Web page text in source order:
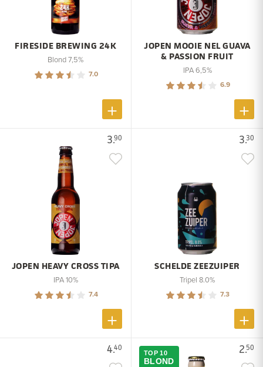
FIRESIDE BREWING 24K
Blond 7,5%
7.0
JOPEN MOOIE NEL GUAVA
& PASSION FRUIT
IPA 6,5%
6.9
3.90
JOPEN HEAVY CROSS TIPA
IPA 10%
7.4
3.30
SCHELDE ZEEZUIPER
Tripel 8.0%
7.3
4.40 2.50
TOP 10
BLOND